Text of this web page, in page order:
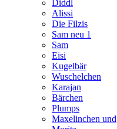
Diddl
Alissi
Die Filzis
Sam neu 1
Sam
Eisi
Kugelbär
Wuschelchen
Karajan
Bärchen
Plumps
Maxelinchen und